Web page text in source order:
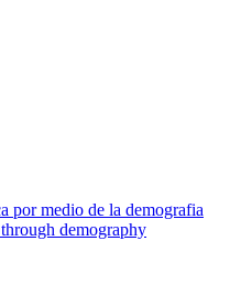
por medio de la demografia
demography